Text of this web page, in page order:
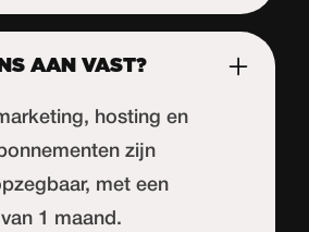
AAN VAST?
hosting en
zijn
met een
1 maand.